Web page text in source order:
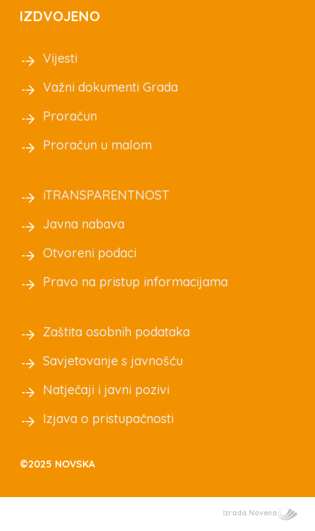
IZDVOJENO
Vijesti
Važni dokumenti Grada
Proračun
Proračun u malom
iTRANSPARENTNOST
Javna nabava
Otvoreni podaci
Pravo na pristup informacijama
Zaštita osobnih podataka
Savjetovanje s javnošću
Natječaji i javni pozivi
Izjava o pristupačnosti
©2025 NOVSKA
Izrada Novena